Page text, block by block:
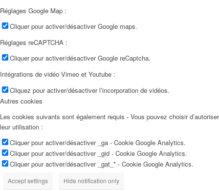
Réglages Google Map :
Cliquer pour activer/désactiver Google maps.
Réglages reCAPTCHA :
Cliquer pour activer/désactiver Google reCaptcha.
Intégrations de vidéo Vimeo et Youtube :
Cliquez pour activer/désactiver l’incorporation de vidéos.
Autres cookies
Les cookies suivants sont également requis - Vous pouvez choisir d’autoriser
leur utilisation :
Cliquer pour activer/désactiver _ga - Cookie Google Analytics.
Cliquer pour activer/désactiver _gid - Cookie Google Analytics.
Cliquer pour activer/désactiver _gat_* - Cookie Google Analytics.
Accept settings Hide notification only